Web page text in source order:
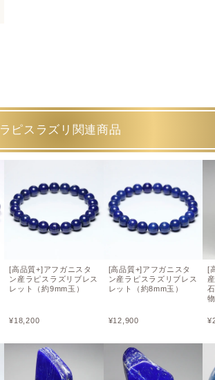
ラピスラズリ関連商品
[高品質+]アフガニスタ
ン産ラピスラズリブレス
レット（約9mm玉）
¥18,200
[高品質+]アフガニスタ
ン産ラピスラズリブレス
レット（約8mm玉）
¥12,900
[
¥